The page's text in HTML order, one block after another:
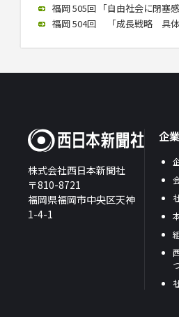
福岡 505回 「自由社会に閉
福岡 504回 「成長戦略 具体
株式会社西日本新聞社
〒810-8721
福岡県福岡市中央区天神
1-4-1
企